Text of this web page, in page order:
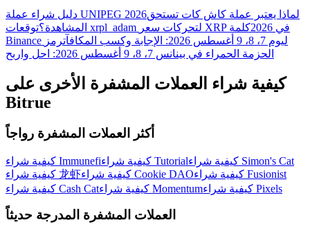
المزيد من الفعاليات
اربح الجوائز والمكافآت الحصرية
مركز المكافآت
تسجيل الدخولاشتراك
دليل شراء عملة UNIPEG 2026لماذا يعتبر عملة كاش كات تستحق
المشاهدة؟
توقعات xrpl_adam لتحركات سعر XRP في 2026
كلمة
Binance ليوم 7، 8، 9 أغسطس 2026: الإجابة وكسب المكافآت
رمز
الحزمة الحمراء في بينانس 7، 8، 9 أغسطس 2026: احل واربح
كيفية شراء العملات المشفرة الأخرى على
Bitrue
أكثر العملات المشفرة رواجاً
كيفية شراء Immunefi كيفية شراء Tutorial
كيفية شراء Simon's Cat
كيفية شراء 龙虾
كيفية شراء Cookie DAO
كيفية شراء Fusionist
كيفية شراء Cash Cat
كيفية شراء Momentum كيفية شراء Pixels
العملات المشفرة المدرجة حديثاً